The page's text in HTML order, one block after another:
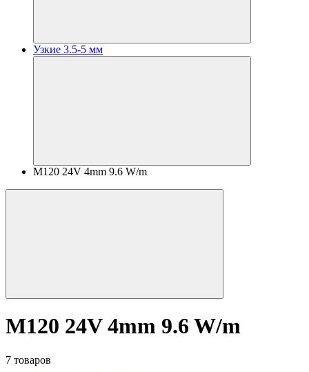
Узкие 3.5-5 мм
M120 24V 4mm 9.6 W/m
M120 24V 4mm 9.6 W/m
7 товаров